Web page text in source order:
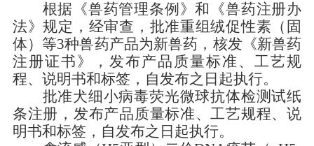
根据《兽药管理条例》和
《兽药注册办
法》规定，经审查， 批准重组绒促性素（固
体）等3种兽药产品为新兽药， 核发《新兽药
注册证书》，发布产品质量标准、工艺规
程、说明书和标签，自发布之日起执行。
批准犬细小病毒荧光微球抗体检测试纸
条注册 ，发布产品质量标准、工艺规程、说
明书和标签，自发布之日起执行。